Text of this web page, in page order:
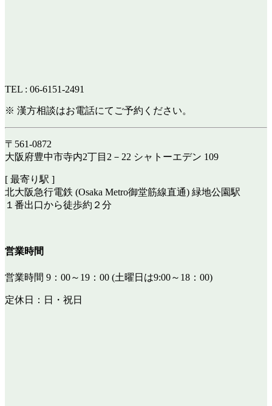
TEL : 06-6151-2491
※ 漢方相談はお電話にてご予約ください。
〒561-0872
大阪府豊中市寺内2丁目2－22 シャトーエデン 109
[ 最寄り駅 ]
北大阪急行電鉄 (Osaka Metro御堂筋線直通) 緑地公園駅
１番出口から徒歩約２分
営業時間
営業時間 9：00～19：00 (土曜日は9:00～18：00)
定休日：日・祝日